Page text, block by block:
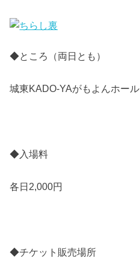
◆ところ（両日とも）
城東KADO-YAがもよんホール
◆入場料
各日2,000円
◆チケット販売場所